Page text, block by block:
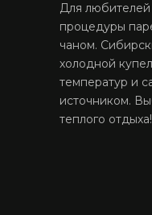
Для
процедуры
чаном.
холодной
температур и
источником.
теплого отдыха!